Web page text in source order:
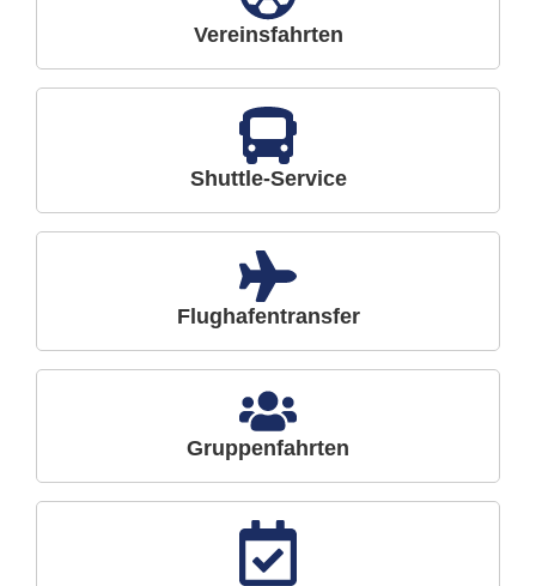
Vereinsfahrten
Shuttle-Service
Flughafentransfer
Gruppenfahrten